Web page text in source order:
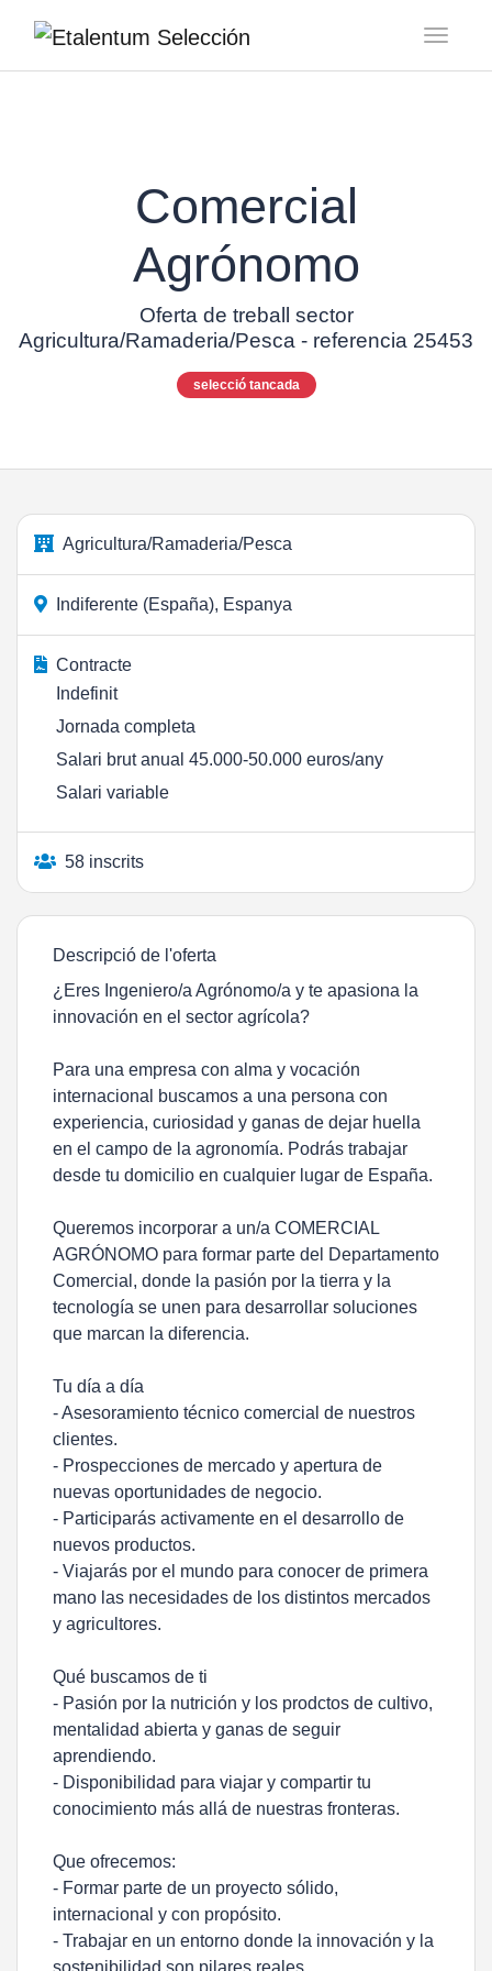
Comercial
Agrónomo
Oferta de treball sector
Agricultura/Ramaderia/Pesca - referencia 25453
selecció tancada
Agricultura/Ramaderia/Pesca
Indiferente (España), Espanya
Contracte
Indefinit
Jornada completa
Salari brut anual 45.000-50.000 euros/any
Salari variable
58 inscrits
Descripció de l'oferta
¿Eres Ingeniero/a Agrónomo/a y te apasiona la
innovación en el sector agrícola?
Para una empresa con alma y vocación
internacional buscamos a una persona con
experiencia, curiosidad y ganas de dejar huella
en el campo de la agronomía. Podrás trabajar
desde tu domicilio en cualquier lugar de España.
Queremos incorporar a un/a COMERCIAL
AGRÓNOMO para formar parte del Departamento
Comercial, donde la pasión por la tierra y la
tecnología se unen para desarrollar soluciones
que marcan la diferencia.
Tu día a día
- Asesoramiento técnico comercial de nuestros
clientes.
- Prospecciones de mercado y apertura de
nuevas oportunidades de negocio.
- Participarás activamente en el desarrollo de
nuevos productos.
- Viajarás por el mundo para conocer de primera
mano las necesidades de los distintos mercados
y agricultores.
Qué buscamos de ti
- Pasión por la nutrición y los prodctos de cultivo,
mentalidad abierta y ganas de seguir
aprendiendo.
- Disponibilidad para viajar y compartir tu
conocimiento más allá de nuestras fronteras.
Que ofrecemos:
- Formar parte de un proyecto sólido,
internacional y con propósito.
- Trabajar en un entorno donde la innovación y la
sostenibilidad son pilares reales.